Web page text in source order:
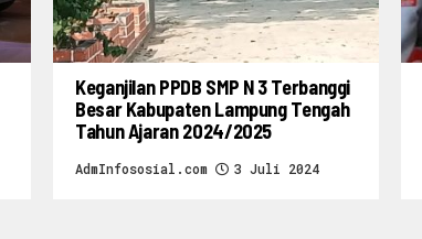
Keganjilan PPDB SMP N 3 Terbanggi
Besar Kabupaten Lampung Tengah
Tahun Ajaran 2024/2025
AdmInfososial.com 3 Juli 2024